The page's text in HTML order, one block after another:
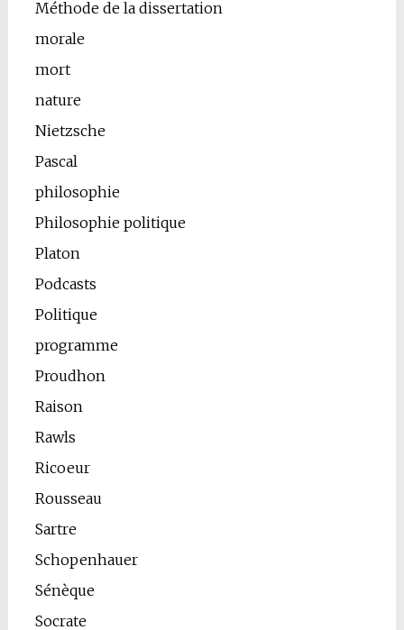
Méthode de la dissertation
morale
mort
nature
Nietzsche
Pascal
philosophie
Philosophie politique
Platon
Podcasts
Politique
programme
Proudhon
Raison
Rawls
Ricoeur
Rousseau
Sartre
Schopenhauer
Sénèque
Socrate